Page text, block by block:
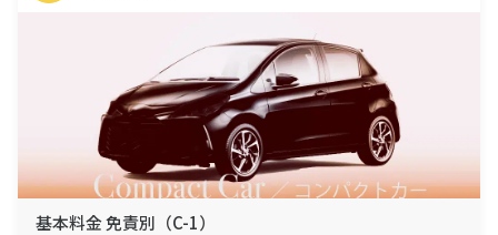
基本料金 免責別（C-1）